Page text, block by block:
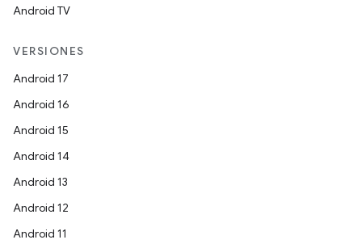
Android TV
VERSIONES
Android 17
Android 16
Android 15
Android 14
Android 13
Android 12
Android 11